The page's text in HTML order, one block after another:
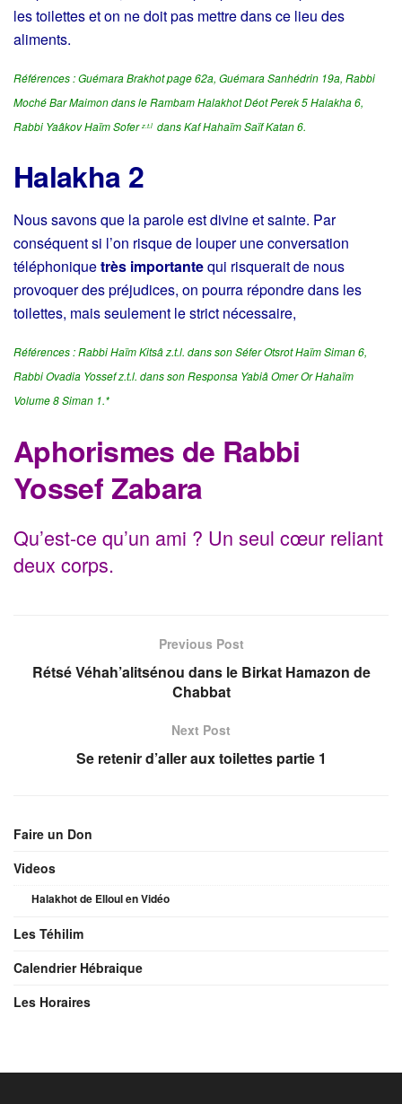
les toilettes et on ne doit pas mettre dans ce lieu des
aliments.
Références : Guémara Brakhot page 62a, Guémara Sanhédrin 19a, Rabbi
Moché Bar Maimon dans le Rambam Halakhot Déot Perek 5 Halakha 6,
Rabbi Yaâkov Haïm Sofer z.t.l dansKaf Hahaïm Saïf Katan 6.
Halakha 2
Nous savons que la parole est divine et sainte. Par
conséquent si l’on risque de louper une conversation
téléphoniquetrès importantequi risquerait de nous
provoquer des préjudices, on pourra répondre dans les
toilettes, mais seulement le strict nécessaire,
Références :Rabbi Haïm Kitsâ z.t.l. dans son SéferOtsrot Haïm Siman 6,
Rabbi Ovadia Yossef z.t.l. dans son Responsa Yabiâ Omer Or Hahaïm
Volume 8 Siman 1.*
Aphorismes de Rabbi
Yossef Zabara
Qu’est-ce qu’un ami ? Un seul cœur reliant
deux corps.
Previous Post
Rétsé Véhah’alitsénou dans le Birkat Hamazon de
Chabbat
Next Post
Se retenir d’aller aux toilettes partie 1
Faire un Don
Videos
Halakhot de Elloul en Vidéo
Les Téhilim
Calendrier Hébraique
Les Horaires